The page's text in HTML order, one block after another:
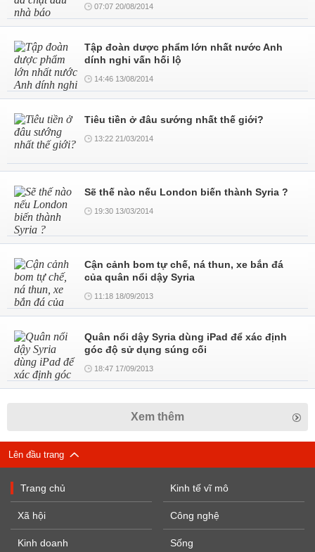
07:07 20/08/2014
Tập đoàn dược phẩm lớn nhất nước Anh
dính nghi vấn hối lộ
14:46 13/08/2014
Tiêu tiền ở đâu sướng nhất thế giới?
13:22 21/03/2014
Sẽ thế nào nếu London biến thành Syria ?
19:30 13/03/2014
Cận cảnh bom tự chế, ná thun, xe bắn đá
của quân nổi dậy Syria
11:18 18/09/2013
Quân nổi dậy Syria dùng iPad để xác định
góc độ sử dụng súng cối
18:47 17/09/2013
Xem thêm
Lên đầu trang
Trang chủ
Xã hội
Kinh doanh
Kinh tế vĩ mô
Công nghệ
Sống